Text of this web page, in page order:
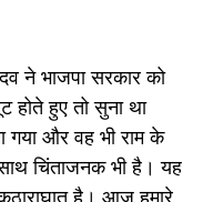
ने भाजपा सरकार को
होते हुए तो सुना था
गया और वह भी राम के
चिंताजनक भी है। यह
है। आज हमारे